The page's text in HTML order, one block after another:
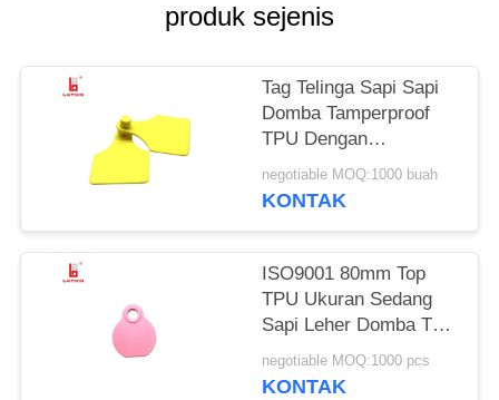
produk sejenis
Tag Telinga Sapi Sapi
Domba Tamperproof
TPU Dengan
Pencetakan Laser
Berwarna Kuning
negotiable MOQ:1000 buah
KONTAK
ISO9001 80mm Top
TPU Ukuran Sedang
Sapi Leher Domba Tag
Dengan Nomor
Pencetakan Laser
negotiable MOQ:1000 pcs
KONTAK